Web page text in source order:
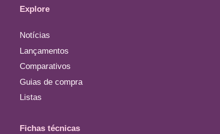
Explore
Notícias
Lançamentos
Comparativos
Guias de compra
Listas
Fichas técnicas